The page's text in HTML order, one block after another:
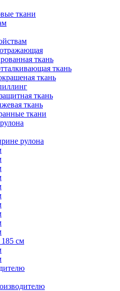
ткани
ткань
ткань
ткань
ткань
ткань
ткани
рулона
см